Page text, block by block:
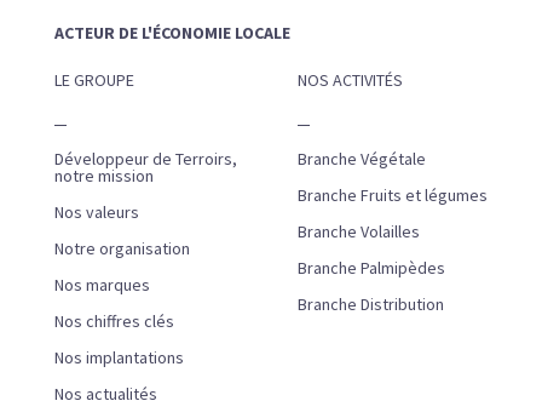
ACTEUR DE L'ÉCONOMIE LOCALE
LE GROUPE
Développeur de Terroirs,
notre mission
Nos valeurs
Notre organisation
Nos marques
Nos chiffres clés
Nos implantations
Nos actualités
NOS ACTIVITÉS
Branche Végétale
Branche Fruits et légumes
Branche Volailles
Branche Palmipèdes
Branche Distribution